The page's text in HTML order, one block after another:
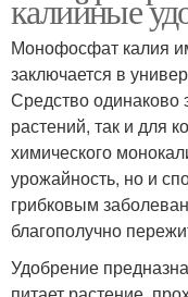
калийные
Монофосфат калия
заключается в
Средство
растений, так и для
химического
урожайность, но и
грибковым
благополучно
Удобрение